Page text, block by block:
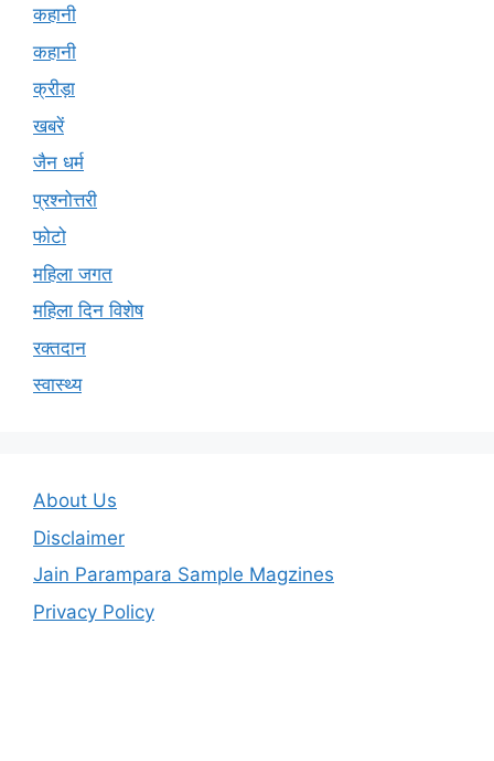
कहानी
कहानी
क्रीड़ा
खबरें
जैन धर्म
प्रश्नोत्तरी
फोटो
महिला जगत
महिला दिन विशेष
रक्तदान
स्वास्थ्य
About Us
Disclaimer
Jain Parampara Sample Magzines
Privacy Policy